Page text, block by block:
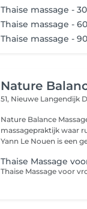
Thaise massage -
Thaise massage -
Thaise massage -
Nature
51, Nieuwe Langendijk
Nature Balance
massagepraktijk waar
Yann Le Nouen is een
Thaise Massage